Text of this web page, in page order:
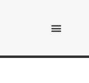
פינתי כפול שחור